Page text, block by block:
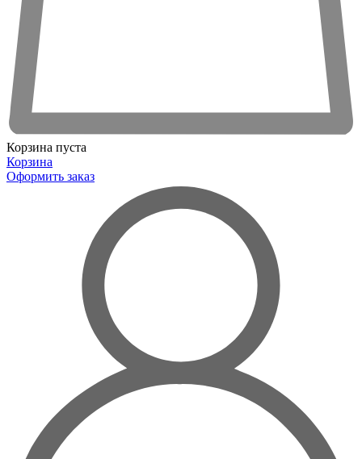
Корзина пуста
Корзина
Оформить заказ